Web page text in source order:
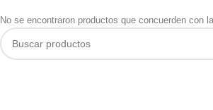
No se encontraron productos que concuerden con